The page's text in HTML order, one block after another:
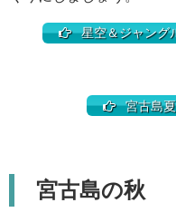
星空＆ジャング
宮古島
宮古島の秋